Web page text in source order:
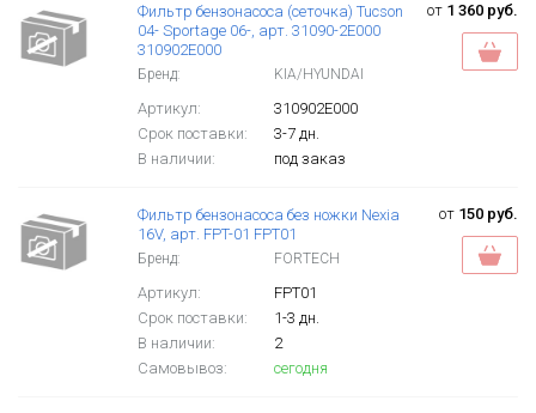
Фильтр бензонасоса (сеточка) Tucson
04- Sportage 06-, арт. 31090-2E000
310902E000
Бренд: KIA/HYUNDAI
Артикул:
310902E000
Срок поставки:
3-7 дн.
В наличии:
под заказ
от 1 360 руб.
Фильтр бензонасоса без ножки Nexia
16V, арт. FPT-01 FPT01
Бренд: FORTECH
Артикул:
FPT01
Срок поставки:
1-3 дн.
В наличии:
2
Самовывоз:
сегодня
от 150 руб.